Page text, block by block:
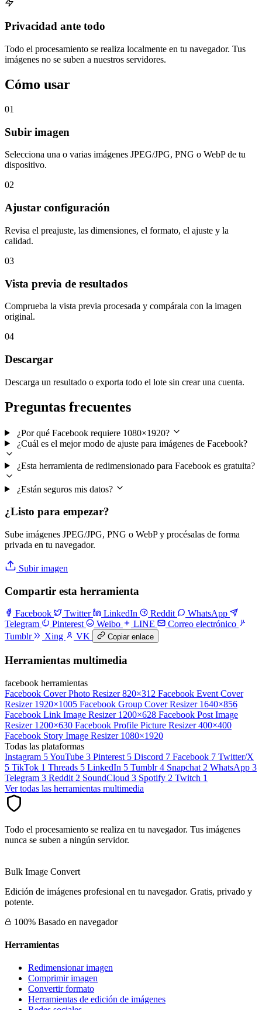
Privacidad ante todo
Todo el procesamiento se realiza localmente en tu navegador. Tus
imágenes no se suben a nuestros servidores.
Cómo usar
01
Subir imagen
Selecciona una o varias imágenes JPEG/JPG, PNG o WebP de tu
dispositivo.
02
Ajustar configuración
Revisa el preajuste, las dimensiones, el formato, el ajuste y la
calidad.
03
Vista previa de resultados
Comprueba la vista previa procesada y compárala con la imagen
original.
04
Descargar
Descarga un resultado o exporta todo el lote sin crear una cuenta.
Preguntas frecuentes
¿Por qué Facebook requiere 1080×1920?
¿Cuál es el mejor modo de ajuste para imágenes de Facebook?
¿Esta herramienta de redimensionado para Facebook es gratuita?
¿Están seguros mis datos?
¿Listo para empezar?
Sube imágenes JPEG/JPG, PNG o WebP y procésalas de forma
privada en tu navegador.
Subir imagen
Compartir esta herramienta
Facebook Twitter LinkedIn Reddit
WhatsApp
Telegram
Pinterest Weibo LINE
Correo electrónico
Tumblr
Xing VK Copiar enlace
Herramientas multimedia
facebook herramientas
Facebook Cover Photo Resizer 820×312 Facebook Event Cover
Resizer 1920×1005 Facebook Group Cover Resizer 1640×856
Facebook Link Image Resizer 1200×628 Facebook Post Image
Resizer 1200×630 Facebook Profile Picture Resizer 400×400
Facebook Story Image Resizer 1080×1920
Todas las plataformas
Instagram 5YouTube 3 Pinterest 5 Discord 7 Facebook 7 Twitter/X
5 TikTok 1 Threads 5 LinkedIn 5 Tumblr 4 Snapchat 2 WhatsApp 3
Telegram 3 Reddit 2 SoundCloud 3 Spotify 2 Twitch 1
Ver todas las herramientas multimedia
Todo el procesamiento se realiza en tu navegador. Tus imágenes
nunca se suben a ningún servidor.
Bulk Image Convert
Edición de imágenes profesional en tu navegador. Gratis, privado y
potente.
100% Basado en navegador
Herramientas
Redimensionar imagen
Comprimir imagen
Convertir formato
Herramientas de edición de imágenes